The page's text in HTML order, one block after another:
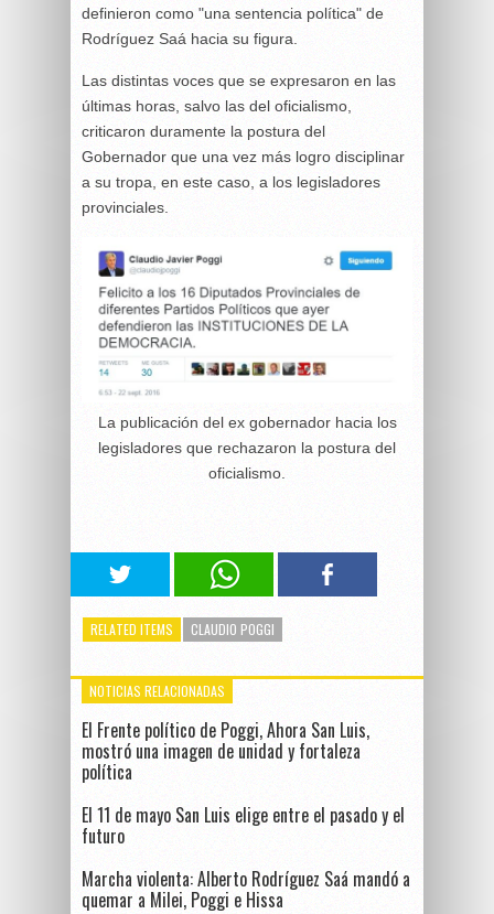
definieron como "una sentencia política" de
Rodríguez Saá hacia su figura.
Las distintas voces que se expresaron en las
últimas horas, salvo las del oficialismo,
criticaron duramente la postura del
Gobernador que una vez más logro disciplinar
a su tropa, en este caso, a los legisladores
provinciales.
La publicación del ex gobernador hacia los
legisladores que rechazaron la postura del
oficialismo.
RELATED ITEMS CLAUDIO POGGI
NOTICIAS RELACIONADAS
El Frente político de Poggi, Ahora San Luis,
mostró una imagen de unidad y fortaleza
política
El 11 de mayo San Luis elige entre el pasado y el
futuro
Marcha violenta: Alberto Rodríguez Saá mandó a
quemar a Milei, Poggi e Hissa